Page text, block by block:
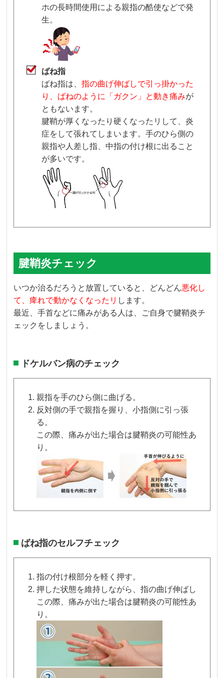
ホの長時間使用による親指の酷使などで発
生。
ばね指
ばね指は、指の曲げ伸ばしで引っ掛かった
り、ばねのように「ガクン」と動き痛みが
ともないます。
腱鞘が厚くなったり硬くなったリして、炎
症をして張れてしまいます。手のひら側の
親指や人差し指、中指の付け根に出ること
が多いです。
腱鞘炎チェック
いつか治るだろうと放置していると、どんどん悪化し
て、痺れで動かなくなったリ します。
最近、手首などに痛みがある人は、ご自身で腱鞘炎チ
ェックをしましょう。
ドケルバン病のチェック
親指を手のひら側に曲げる。
反対側の手で親指を握り、小指側に引っ張
る。
この際、痛みが出た場合は腱鞘炎の可能性あ
り。
ばね指のセルフチェック
指の付け根部分を軽く押す。
押した状態を維持しながら、指の曲げ伸ばし
この際、痛みが出た場合は腱鞘炎の可能性あ
り。